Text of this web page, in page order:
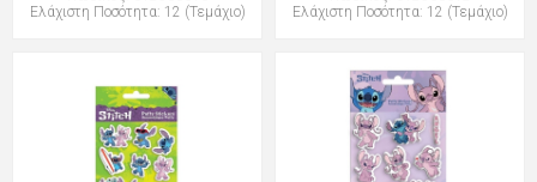
Ελάχιστη Ποσότητα: 12 (Τεμάχιο)
Ελάχιστη Ποσότητα: 12 (Τεμάχιο)